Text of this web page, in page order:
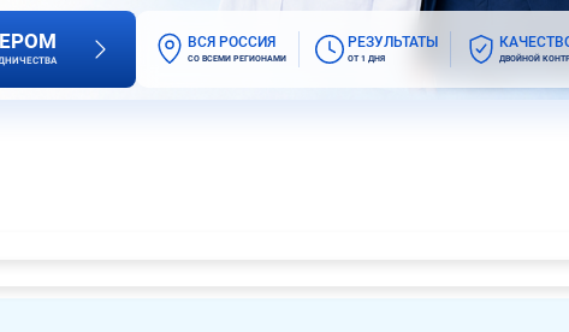
ВСЯ РОССИЯ
СО ВСЕМИ РЕГИОНАМИ
РЕЗУЛЬТАТЫ
ОТ 1 ДНЯ ДВОЙНОЙ